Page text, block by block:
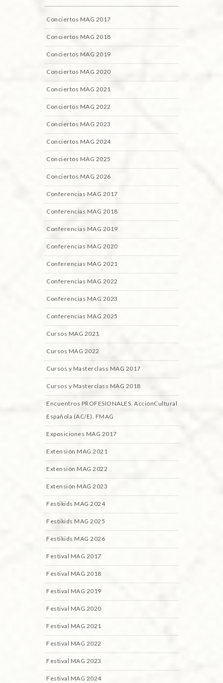
Conciertos MAG 2017
Conciertos MAG 2018
Conciertos MAG 2019
Conciertos MAG 2020
Conciertos MAG 2021
Conciertos MAG 2022
Conciertos MAG 2023
Conciertos MAG 2024
Conciertos MAG 2025
Conciertos MAG 2026
Conferencias MAG 2017
Conferencias MAG 2018
Conferencias MAG 2019
Conferencias MAG 2020
Conferencias MAG 2021
Conferencias MAG 2022
Conferencias MAG 2023
Conferencias MAG 2025
Cursos MAG 2021
Cursos MAG 2022
Cursos y Masterclass MAG 2017
Cursos y Masterclass MAG 2018
Encuentros PROFESIONALES. AcciónCultural
Española (AC/E). FMAG
Exposiciones MAG 2017
Extensión MAG 2021
Extensión MAG 2022
Extensión MAG 2023
Festikids MAG 2024
Festikids MAG 2025
Festikids MAG 2026
Festival MAG 2017
Festival MAG 2018
Festival MAG 2019
Festival MAG 2020
Festival MAG 2021
Festival MAG 2022
Festival MAG 2023
Festival MAG 2024